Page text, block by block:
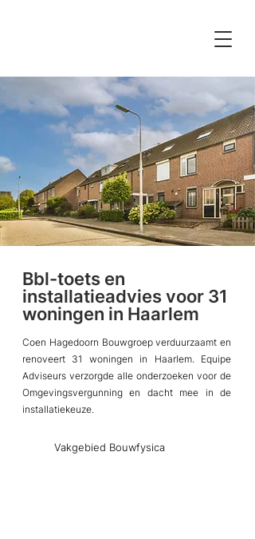
Bbl-toets en
installatieadvies voor 31
woningen in Haarlem
Coen Hagedoorn Bouwgroep verduurzaamt en
renoveert 31 woningen in Haarlem. Equipe
Adviseurs verzorgde alle onderzoeken voor de
Omgevingsvergunning en dacht mee in de
installatiekeuze.
Vakgebied Bouwfysica